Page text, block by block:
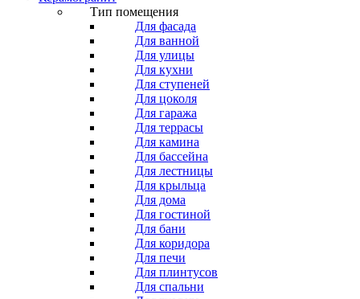
Тип помещения
Для фасада
Для ванной
Для улицы
Для кухни
Для ступеней
Для цоколя
Для гаража
Для террасы
Для камина
Для бассейна
Для лестницы
Для крыльца
Для дома
Для гостиной
Для бани
Для коридора
Для печи
Для плинтусов
Для спальни